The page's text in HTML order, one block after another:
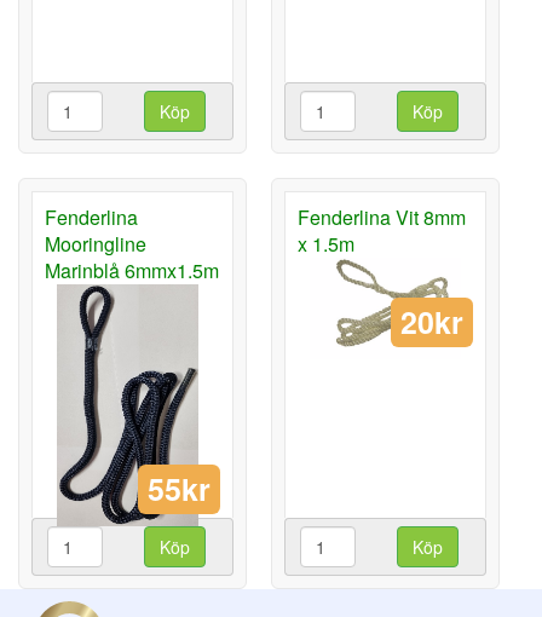
Köp Köp
Fenderlina
Mooringline
Marinblå 6mmx1.5m
55kr
Köp
Fenderlina Vit 8mm
x 1.5m
20kr
Köp